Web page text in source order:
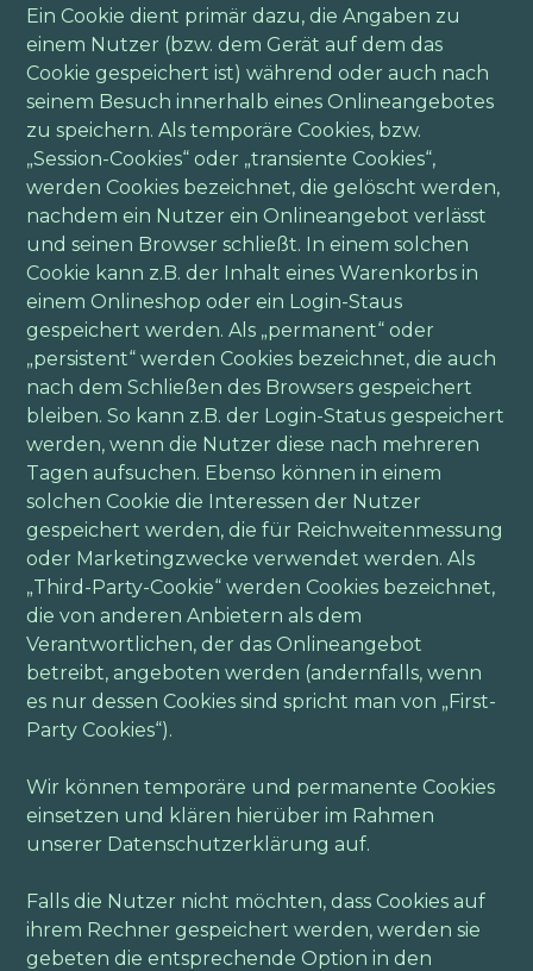
Ein Cookie dient primär dazu, die Angaben zu
einem Nutzer (bzw. dem Gerät auf dem das
Cookie gespeichert ist) während oder auch nach
seinem Besuch innerhalb eines Onlineangebotes
zu speichern. Als temporäre Cookies, bzw.
„Session-Cookies“ oder „transiente Cookies“,
werden Cookies bezeichnet, die gelöscht werden,
nachdem ein Nutzer ein Onlineangebot verlässt
und seinen Browser schließt. In einem solchen
Cookie kann z.B. der Inhalt eines Warenkorbs in
einem Onlineshop oder ein Login-Staus
gespeichert werden. Als „permanent“ oder
„persistent“ werden Cookies bezeichnet, die auch
nach dem Schließen des Browsers gespeichert
bleiben. So kann z.B. der Login-Status gespeichert
werden, wenn die Nutzer diese nach mehreren
Tagen aufsuchen. Ebenso können in einem
solchen Cookie die Interessen der Nutzer
gespeichert werden, die für Reichweitenmessung
oder Marketingzwecke verwendet werden. Als
„Third-Party-Cookie“ werden Cookies bezeichnet,
die von anderen Anbietern als dem
Verantwortlichen, der das Onlineangebot
betreibt, angeboten werden (andernfalls, wenn
es nur dessen Cookies sind spricht man von „First-
Party Cookies“).
Wir können temporäre und permanente Cookies
einsetzen und klären hierüber im Rahmen
unserer Datenschutzerklärung auf.
Falls die Nutzer nicht möchten, dass Cookies auf
ihrem Rechner gespeichert werden, werden sie
gebeten die entsprechende Option in den